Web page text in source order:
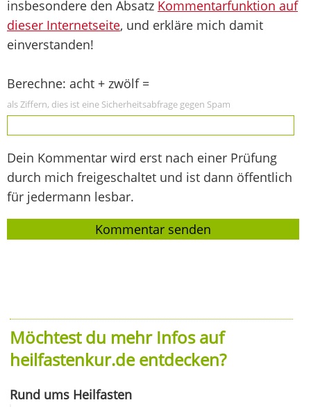
insbesondere den Absatz Kommentarfunktion auf
dieser Internetseite, und erkläre mich damit
einverstanden!
Berechne: acht + zwölf =
als Ziffern, dies ist eine Sicherheitsabfrage gegen Spam
Dein Kommentar wird erst nach einer Prüfung
durch mich freigeschaltet und ist dann öffentlich
für jedermann lesbar.
Möchtest du mehr Infos auf
heilfastenkur.de entdecken?
Rund ums Heilfasten